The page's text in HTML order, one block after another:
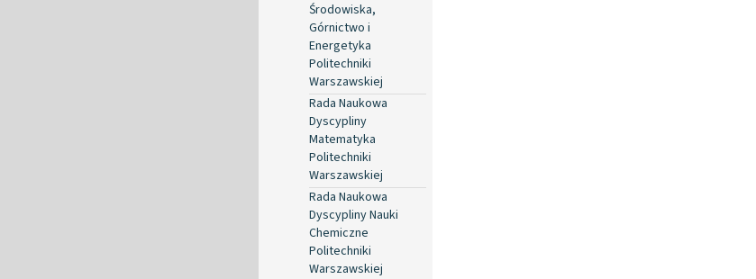
Środowiska,
Górnictwo i
Energetyka
Politechniki
Warszawskiej
Rada Naukowa
Dyscypliny
Matematyka
Politechniki
Warszawskiej
Rada Naukowa
Dyscypliny Nauki
Chemiczne
Politechniki
Warszawskiej